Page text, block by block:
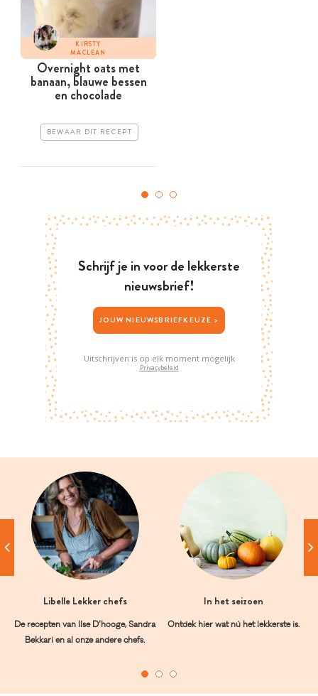
KIRSTY
MACLEAN
Overnight oats met
banaan, blauwe bessen
en chocolade
BEWAAR DIT RECEPT
Schrijf je in voor de lekkerste
nieuwsbrief!
JOUW NIEUWSBRIEFKEUZE >
Uitschrijven is op elk moment mogelijk
Privacybeleid
Libelle Lekker chefs
De recepten van Ilse D’hooge, Sandra
Bekkari en al onze andere chefs.
In het seizoen
Ontdek hier wat nú het lekkerste is.